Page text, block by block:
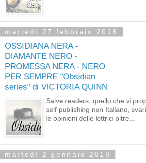
martedì 27 febbraio 2018
OSSIDIANA NERA -
DIAMANTE NERO -
PROMESSA NERA - NERO
PER SEMPRE "Obsidian
series" di VICTORIA QUINN
Salve readers, quello che vi
self publishing non Italiano,
le opinioni delle lettrici oltre...
martedì 2 gennaio 2018